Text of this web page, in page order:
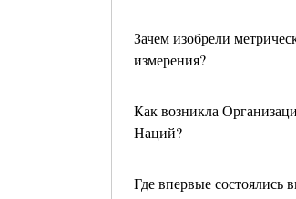
Зачем изобрели
измерения?
Как возникла
Наций?
Где впервые состоялись